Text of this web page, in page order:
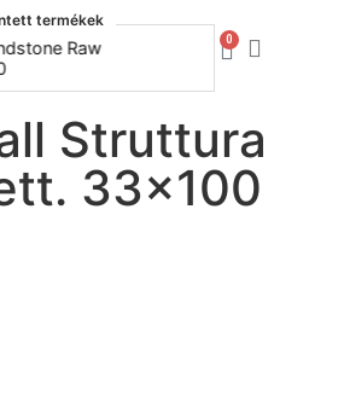
termékek
Raw
0
Struttura
33×100